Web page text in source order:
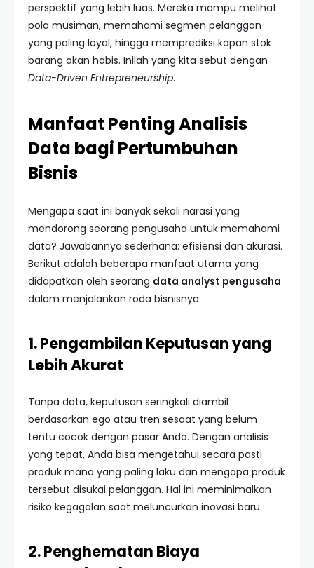
perspektif yang lebih luas. Mereka mampu melihat
pola musiman, memahami segmen pelanggan
yang paling loyal, hingga memprediksi kapan stok
barang akan habis. Inilah yang kita sebut dengan
Data-Driven Entrepreneurship.
Manfaat Penting Analisis
Data bagi Pertumbuhan
Bisnis
Mengapa saat ini banyak sekali narasi yang
mendorong seorang pengusaha untuk memahami
data? Jawabannya sederhana: efisiensi dan akurasi.
Berikut adalah beberapa manfaat utama yang
didapatkan oleh seorang data analyst pengusaha
dalam menjalankan roda bisnisnya:
1. Pengambilan Keputusan yang
Lebih Akurat
Tanpa data, keputusan seringkali diambil
berdasarkan ego atau tren sesaat yang belum
tentu cocok dengan pasar Anda. Dengan analisis
yang tepat, Anda bisa mengetahui secara pasti
produk mana yang paling laku dan mengapa produk
tersebut disukai pelanggan. Hal ini meminimalkan
risiko kegagalan saat meluncurkan inovasi baru.
2. Penghematan Biaya